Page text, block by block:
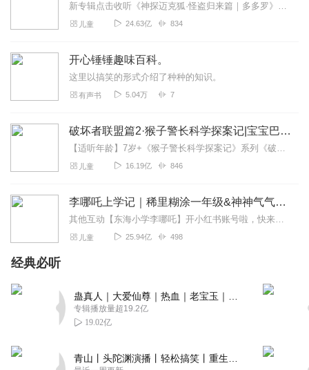
新专辑点击收听《神探迈克狐·怪盗归来篇｜多多罗》！！！>>>点击进入主播橱窗购买《神探迈克狐》系列图书吧!<<<多多罗故事【点击前往】收听多多罗其他好玩有趣的故...
儿童 24.63亿 834
开心锤锤趣味百科。
这里以搞笑的形式介绍了种种的知识。
有声书 5.04万 7
破坏者联盟篇2·猴子警长科学探案记|宝宝巴士故事
【适听年龄】7岁+《猴子警长科学探案记》系列《破坏者联盟篇1·猴子警长科学探案记》>>>《破坏者联盟篇2·猴子警长科学探案记》>>>《破坏者联盟篇3·猴子警长科...
儿童 16.19亿 846
李哪吒上学记｜稀里糊涂一年级&神神气气二年级
其他互动【东海小学李哪吒】开小红书账号啦，快来关注和李哪吒成为好朋友！有机会免费领儿童会员、官方周边！【点击加入】东海小学广播站圈子，更多互动！李哪吒全新冒险番...
儿童 25.94亿 498
经典必听
专辑播放量超19.2亿
19.02亿